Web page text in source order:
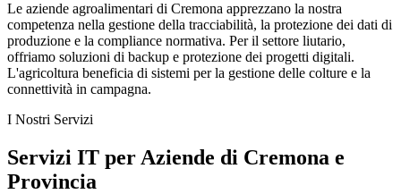
Le aziende agroalimentari di Cremona apprezzano la nostra
competenza nella gestione della tracciabilità, la protezione dei dati di
produzione e la compliance normativa. Per il settore liutario,
offriamo soluzioni di backup e protezione dei progetti digitali.
L'agricoltura beneficia di sistemi per la gestione delle colture e la
connettività in campagna.
I Nostri Servizi
Servizi IT per Aziende di Cremona e
Provincia